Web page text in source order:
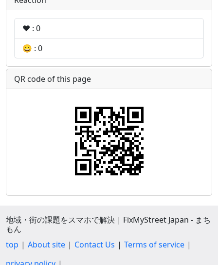
❤️ : 0
😀 : 0
QR code of this page
地域・街の課題をスマホで解決 | FixMyStreet Japan - まち
もん
top
About site Contact Us
Terms of service